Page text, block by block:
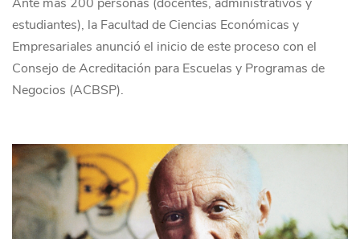
estudiantes), la Facultad de Ciencias Económicas y
Empresariales anunció el inicio de este proceso con el
Consejo de Acreditación para Escuelas y Programas de
Negocios (ACBSP).